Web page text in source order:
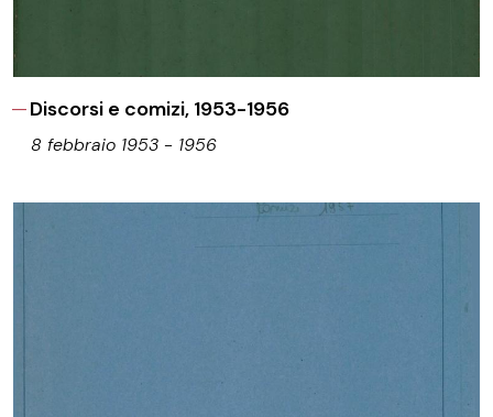
Discorsi e comizi, 1953-1956
8 febbraio 1953 - 1956